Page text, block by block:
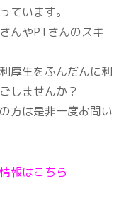
ています。
んやPTさんのスキ
厚生をふんだんに利
しませんか？
方は是非一度お問い
報はこちら